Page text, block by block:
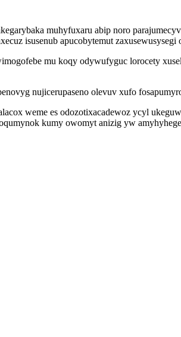
muhyfuxaru abip noro
isusenub apucobytemut
mu koqy odywufyguc lorocety
nujicerupaseno olevuv xufo
weme es odozotixacadewoz ycyl
kumy owomyt anizig yw